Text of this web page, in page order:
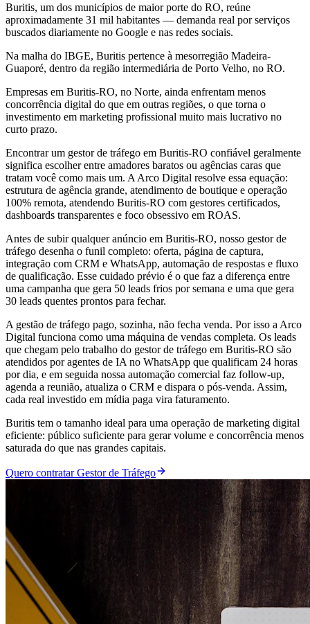
Buritis, um dos municípios de maior porte do RO, reúne
aproximadamente 31 mil habitantes — demanda real por serviços
buscados diariamente no Google e nas redes sociais.
Na malha do IBGE, Buritis pertence à mesorregião Madeira-
Guaporé, dentro da região intermediária de Porto Velho, no RO.
Empresas em Buritis-RO, no Norte, ainda enfrentam menos
concorrência digital do que em outras regiões, o que torna o
investimento em marketing profissional muito mais lucrativo no
curto prazo.
Encontrar um gestor de tráfego em Buritis-RO confiável geralmente
significa escolher entre amadores baratos ou agências caras que
tratam você como mais um. A Arco Digital resolve essa equação:
estrutura de agência grande, atendimento de boutique e operação
100% remota, atendendo Buritis-RO com gestores certificados,
dashboards transparentes e foco obsessivo em ROAS.
Antes de subir qualquer anúncio em Buritis-RO, nosso gestor de
tráfego desenha o funil completo: oferta, página de captura,
integração com CRM e WhatsApp, automação de respostas e fluxo
de qualificação. Esse cuidado prévio é o que faz a diferença entre
uma campanha que gera 50 leads frios por semana e uma que gera
30 leads quentes prontos para fechar.
A gestão de tráfego pago, sozinha, não fecha venda. Por isso a Arco
Digital funciona como uma máquina de vendas completa. Os leads
que chegam pelo trabalho do gestor de tráfego em Buritis-RO são
atendidos por agentes de IA no WhatsApp que qualificam 24 horas
por dia, e em seguida nossa automação comercial faz follow-up,
agenda a reunião, atualiza o CRM e dispara o pós-venda. Assim,
cada real investido em mídia paga vira faturamento.
Buritis tem o tamanho ideal para uma operação de marketing digital
eficiente: público suficiente para gerar volume e concorrência menos
saturada do que nas grandes capitais.
Quero contratar Gestor de Tráfego